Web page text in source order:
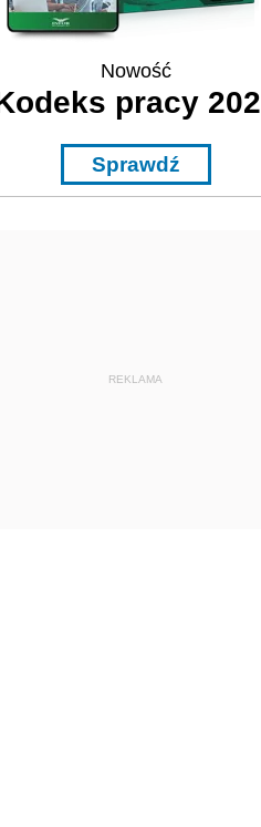
Nowość
pracy
Sprawdź
REKLAMA